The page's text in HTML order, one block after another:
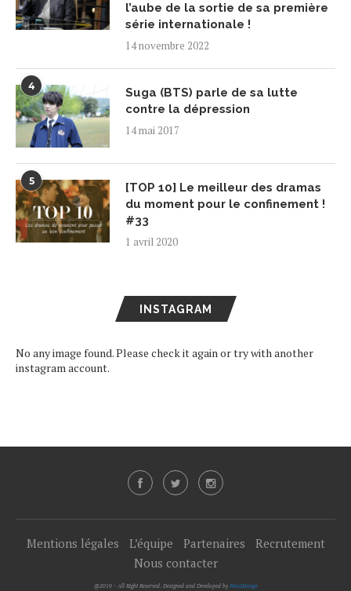
l’aube de la sortie de sa première
série internationale !
14 novembre 2022
4
Suga (BTS) parle de sa lutte
contre la dépression
14 mai 2017
5
[TOP 10] Le meilleur des dramas
du moment pour le confinement !
#33
1 avril 2020
INSTAGRAM
No any image found. Please check it again or try with another
instagram account.
Mentions légales L’équipe Partenaires
Recrutement
Nous contacter
@2019 - All Right Reserved. Designed and Developed by PenciDesign